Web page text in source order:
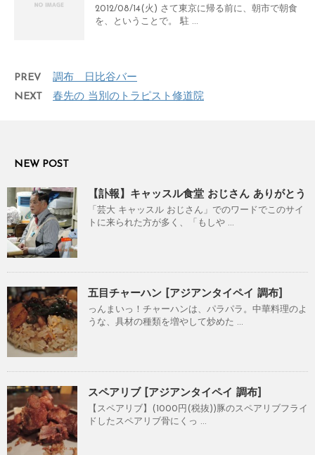
2012/08/14(火) さて東京に帰る前に、朝市で朝食
を、ということで。 駐 ...
PREV
調布 日比谷バー
NEXT
春先の 当別のトラピスト修道院
NEW POST
【訃報】キャッスル食堂 おじさん ありがとう
「芸大 キャッスル おじさん」でのワードでこのサイ
トに来られた方が多く、「もしや ...
五目チャーハン [アジアンタイペイ 調布]
っんまいっ！チャーハンは、パラパラ。中華料理のよ
うな、具材の種類を増やして炒めた ...
スペアリブ [アジアンタイペイ 調布]
【スペアリブ】(1000円(税抜))豚のスペアリブフライ
ドしたスペアリブ骨にくっ ...